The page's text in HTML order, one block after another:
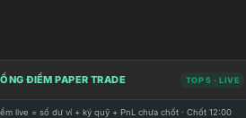
ĐIỂM PAPER TRADE TOP 5 · LIVE
live = số dư ví + ký quỹ + PnL chưa chốt · Chốt 12:00